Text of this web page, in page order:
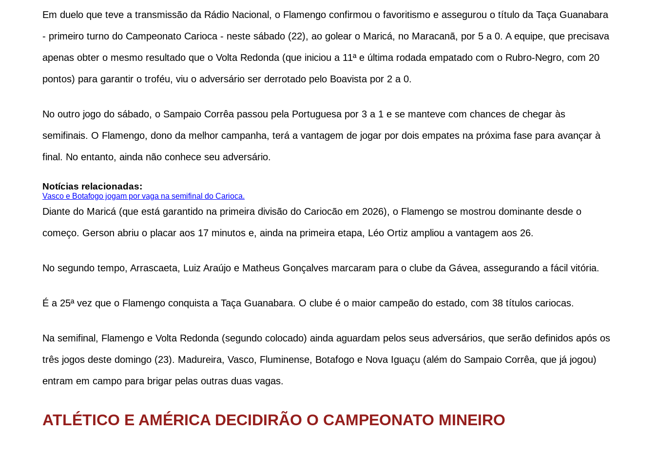
Em duelo que teve a transmissão da Rádio Nacional, o Flamengo confirmou o favoritismo e assegurou o título da Taça Guanabara
- primeiro turno do Campeonato Carioca - neste sábado (22), ao golear o Maricá, no Maracanã, por 5 a 0. A equipe, que precisava
apenas obter o mesmo resultado que o Volta Redonda (que iniciou a 11ª e última rodada empatado com o Rubro-Negro, com 20
pontos) para garantir o troféu, viu o adversário ser derrotado pelo Boavista por 2 a 0.
No outro jogo do sábado, o Sampaio Corrêa passou pela Portuguesa por 3 a 1 e se manteve com chances de chegar às
semifinais. O Flamengo, dono da melhor campanha, terá a vantagem de jogar por dois empates na próxima fase para avançar à
final. No entanto, ainda não conhece seu adversário.
Notícias relacionadas:
Vasco e Botafogo jogam por vaga na semifinal do Carioca.
Diante do Maricá (que está garantido na primeira divisão do Cariocão em 2026), o Flamengo se mostrou dominante desde o
começo. Gerson abriu o placar aos 17 minutos e, ainda na primeira etapa, Léo Ortiz ampliou a vantagem aos 26.
No segundo tempo, Arrascaeta, Luiz Araújo e Matheus Gonçalves marcaram para o clube da Gávea, assegurando a fácil vitória.
É a 25ª vez que o Flamengo conquista a Taça Guanabara. O clube é o maior campeão do estado, com 38 títulos cariocas.
Na semifinal, Flamengo e Volta Redonda (segundo colocado) ainda aguardam pelos seus adversários, que serão definidos após os
três jogos deste domingo (23). Madureira, Vasco, Fluminense, Botafogo e Nova Iguaçu (além do Sampaio Corrêa, que já jogou)
entram em campo para brigar pelas outras duas vagas.
ATLÉTICO E AMÉRICA DECIDIRÃO O CAMPEONATO MINEIRO